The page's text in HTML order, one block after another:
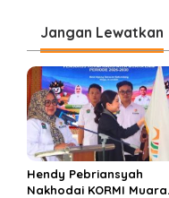
g
a
s
i
p
o
s
Jangan Lewatkan
Hendy Pebriansyah
Nakhodai KORMI Muara